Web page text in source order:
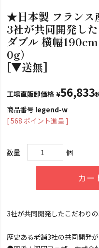
★日本製 フランス
3社が共同開発し
ダブル 横幅
0g）
[▼送無]
工場直販卸価格 ¥56,833
商品番号 legend-w
[568 ポイント進呈 ]
カー
3社が共同開発したこだわり
歴史ある老舗3社の共同開発が